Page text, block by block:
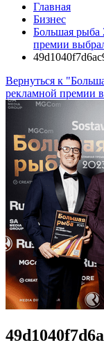
Главная
Бизнес
Большая рыба
премии
Вернуться к
рекламной премии